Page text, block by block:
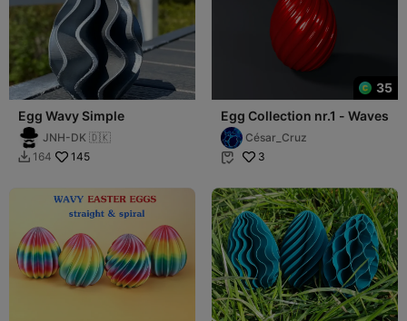
Egg Wavy Simple
JNH-DK 🇩🇰
 164 145
35
Egg Collection nr.1 - Waves
César_Cruz
 3